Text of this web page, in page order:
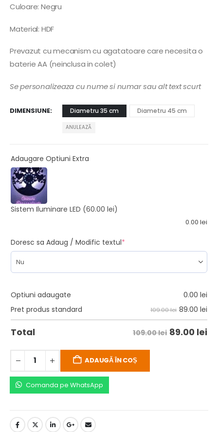
Culoare: Negru
Material: HDF
Prevazut cu mecanism cu agatatoare care necesita o
baterie AA (neinclusa in colet)
Se personalizeaza cu nume si numar sau alt text scurt
DIMENSIUNE Diametru 35 cm Diametru 45 cm
ANULEAZĂ
Adaugare Optiuni Extra
Sistem Iluminare LED (60.00 lei)
0.00 lei
Doresc sa Adaug / Modific textul*
Optiuni adaugate 0.00 lei
Pret produs standard
109.00 lei 89.00 lei
Total 109.00 lei 89.00 lei
ADAUGĂ ÎN COȘ
Comanda pe WhatsApp